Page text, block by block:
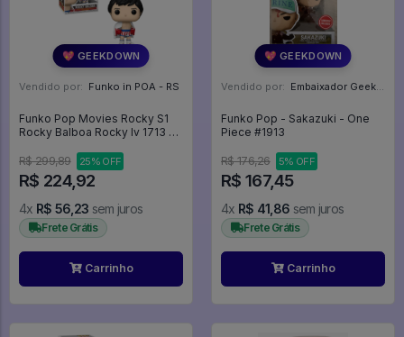
💖 GEEKDOWN
Vendido por: Funko in POA - RS
Funko Pop Movies Rocky S1
Rocky Balboa Rocky Iv 1713 -
R$ 299,89
25% OFF
R$ 224,92
4x R$ 56,23 sem juros
Frete Grátis
Carrinho
💖 GEEKDOWN
Vendido por: Embaixador Geek - SP
Funko Pop - Sakazuki - One
Piece #1913
R$ 176,26 5% OFF
R$ 167,45
4x R$ 41,86 sem juros
Frete Grátis
Carrinho